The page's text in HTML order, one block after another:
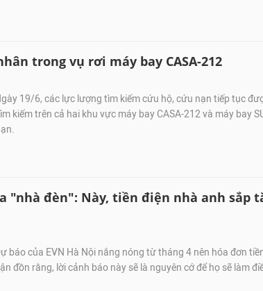
trong vụ rơi máy bay CASA-212
19/6, các lực lượng tìm kiếm cứu hộ, cứu nạn tiếp tục
kiếm trên cả hai khu vực máy bay CASA-212 và máy bay
"nhà đèn": Này, tiền điện nhà anh sắp
báo của EVN Hà Nội nắng nóng từ tháng 4 nên hóa đơn
đồn rằng, lời cảnh báo này sẽ là nguyên cớ để họ sẽ làm